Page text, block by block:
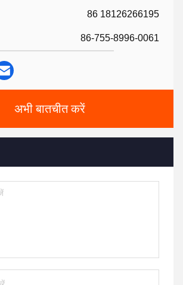
86 18126266195
86-755-8996-0061
अभी बातचीत करें